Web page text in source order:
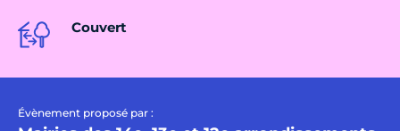
Couvert
Évènement proposé par :